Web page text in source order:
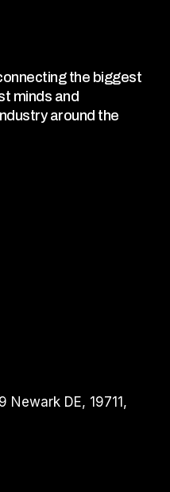
the biggest
minds and
around the
Newark DE, 19711,